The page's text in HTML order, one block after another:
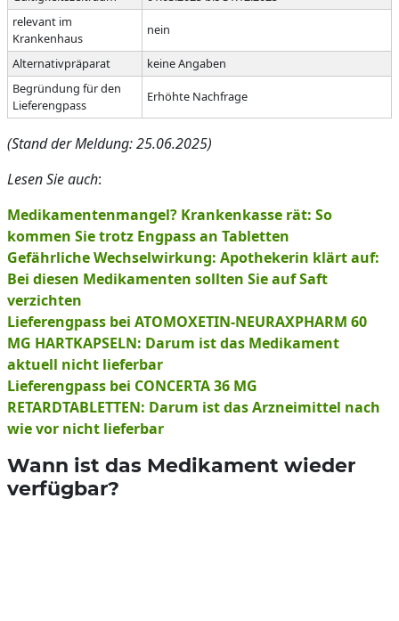
relevant im
Krankenhaus
nein
Alternativpräparat
keine Angaben
Begründung für den
Lieferengpass
Erhöhte Nachfrage
(Stand der Meldung: 25.06.2025)
Lesen Sie auch:
Medikamentenmangel? Krankenkasse rät: So
kommen Sie trotz Engpass an Tabletten
Gefährliche Wechselwirkung: Apothekerin klärt auf:
Bei diesen Medikamenten sollten Sie auf Saft
verzichten
Lieferengpass bei ATOMOXETIN-NEURAXPHARM 60
MG HARTKAPSELN: Darum ist das Medikament
aktuell nicht lieferbar
Lieferengpass bei CONCERTA 36 MG
RETARDTABLETTEN: Darum ist das Arzneimittel nach
wie vor nicht lieferbar
Wann ist das Medikament wieder
verfügbar?